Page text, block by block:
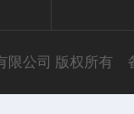
限公司 版权所有